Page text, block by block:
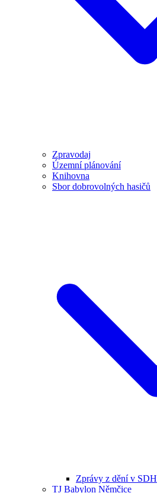
Zpravodaj
Územní plánování
Knihovna
Sbor dobrovolných hasičů
Zprávy z dění v SDH
TJ Babylon Němčice